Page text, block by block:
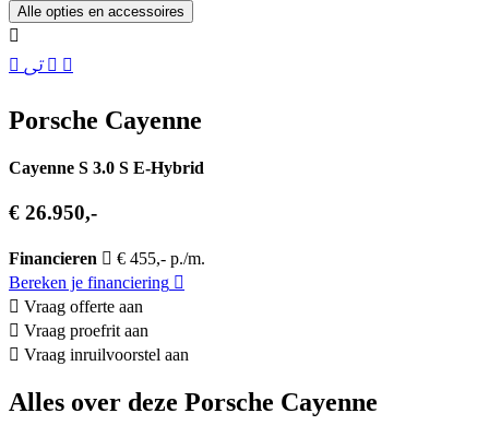
Alle opties en accessoires
Porsche Cayenne
Cayenne S 3.0 S E-Hybrid
€ 26.950,-
Financieren
€ 455,- p./m.
Bereken je financiering
Vraag offerte aan
Vraag proefrit aan
Vraag inruilvoorstel aan
Alles over deze Porsche Cayenne